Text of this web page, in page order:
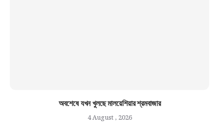
অবশেষে যখন খুলছে মালয়েশিয়ার শ্রমবাজার
4 August , 2026